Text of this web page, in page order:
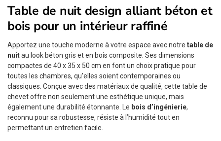
Table de nuit design alliant béton et
bois pour un intérieur raffiné
Apportez une touche moderne à votre espace avec notre table de
nuitau look béton gris et en bois composite. Ses dimensions
compactes de 40 x 35 x 50 cm en font un choix pratique pour
toutes les chambres, qu’elles soient contemporaines ou
classiques. Conçue avec des matériaux de qualité, cette table de
chevet offre non seulement une esthétique unique, mais
également une durabilité étonnante. Le bois d’ingénierie,
reconnu pour sa robustesse, résiste à l’humidité tout en
permettant un entretien facile.